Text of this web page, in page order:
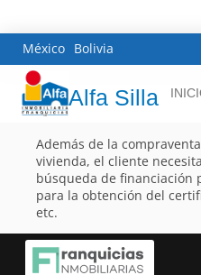
México Bolivia
Alfa Silla
Además de la
vivienda, el cliente
búsqueda de financiación
para la obtención del
etc.